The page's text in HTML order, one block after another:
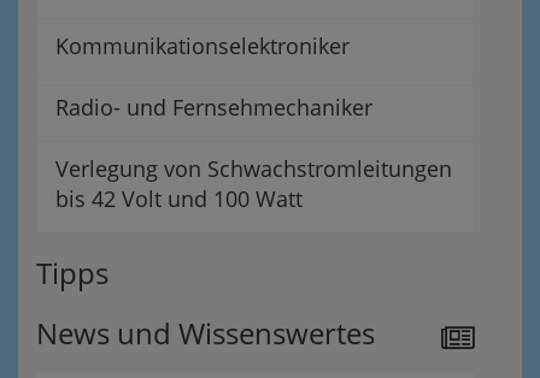
Kommunikationselektroniker
Radio- und Fernsehmechaniker
Verlegung von Schwachstromleitungen
bis 42 Volt und 100 Watt
Tipps
News und Wissenswertes